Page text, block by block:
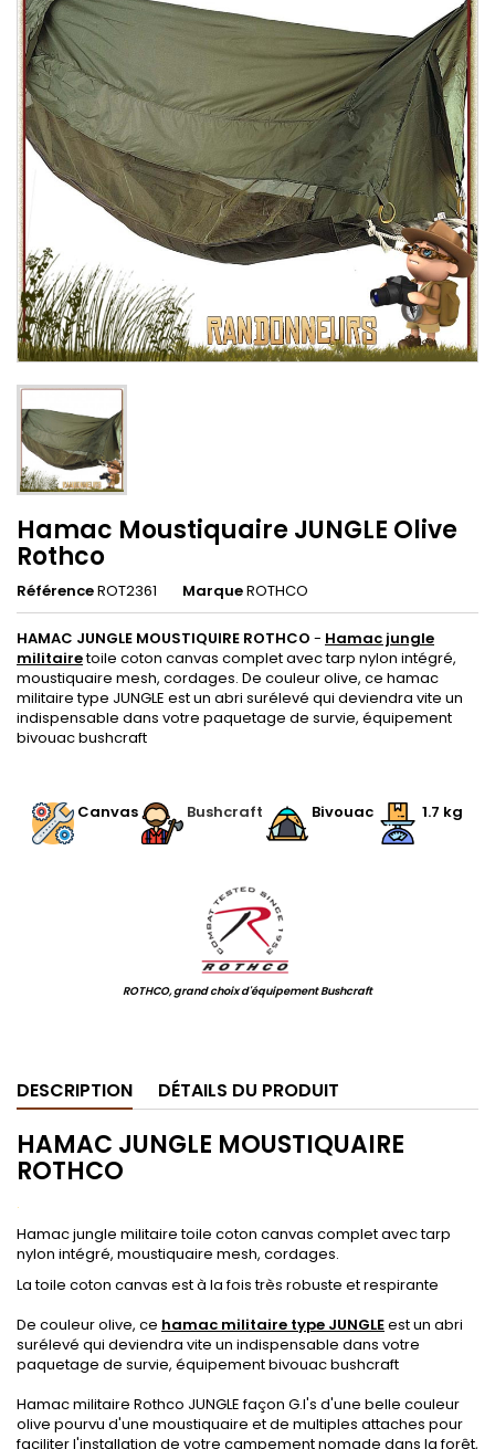
Hamac Moustiquaire JUNGLE Olive
Rothco
RéférenceROT2361 MarqueROTHCO
HAMAC JUNGLE MOUSTIQUIRE ROTHCO - Hamac jungle
militairetoile coton canvas complet avec tarp nylon intégré,
moustiquaire mesh, cordages. De couleur olive, ce hamac
militaire type JUNGLE estun abri surélevé qui deviendra vite un
indispensable dans votre paquetage de survie, équipement
bivouac bushcraft
Canvas
Bushcraft Bivouac 1.7 kg
ROTHCO, grand choix d'équipement Bushcraft
DESCRIPTION DÉTAILS DU PRODUIT
HAMAC JUNGLE MOUSTIQUAIRE
ROTHCO
.
Hamac jungle militaire toile coton canvas complet avec tarp
nylon intégré, moustiquaire mesh, cordages.
La toile coton canvas est à la fois très robuste et respirante
De couleur olive, ce hamac militaire type JUNGLEest un abri
surélevé qui deviendra vite un indispensable dans votre
paquetage de survie, équipement bivouac bushcraft
Hamac militaire Rothco JUNGLE façon G.I's d'une belle couleur
olive pourvu d'une moustiquaire et de multiples attaches pour
faciliter l'installation de votre campement nomade dans la forêt,